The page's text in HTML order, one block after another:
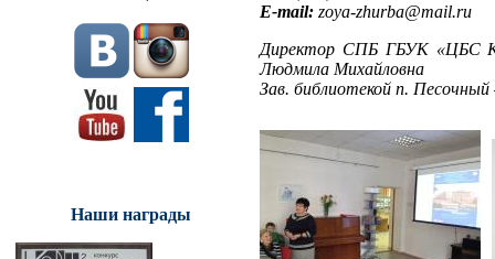
Наши награды
E-mail: zoya-zhurba@mail.ru
Директор СПБ ГБУК «ЦБС
Людмила Михайловна
Зав. библиотекой п.